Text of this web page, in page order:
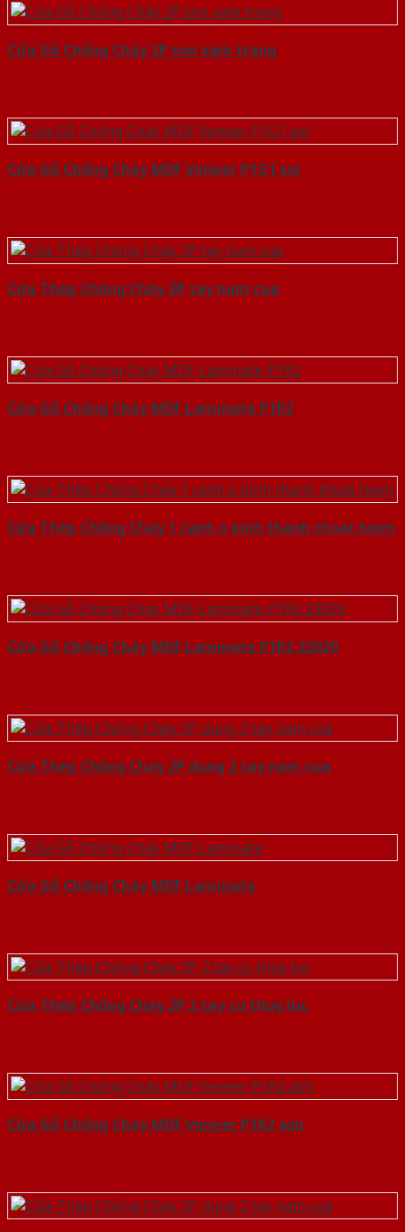
Cửa Gỗ Chống Cháy 2P son xam trang
Cửa Gỗ Chống Cháy MDF Veneer P1G1 soi
Cửa Thép Chống Cháy 2P tay nam cua
Cửa Gỗ Chống Cháy MDF Laminate P1R2
Cửa Thép Chống Cháy 1 canh o kinh thanh thoat hiem
Cửa Gỗ Chống Cháy MDF Laminate P1R2 23029
Cửa Thép Chống Cháy 2P dung 2 tay nam cua
Cửa Gỗ Chống Cháy MDF Laminate
Cửa Thép Chống Cháy 2P 2 tay co thuy luc
Cửa Gỗ Chống Cháy MDF Veneer P1R2 ash